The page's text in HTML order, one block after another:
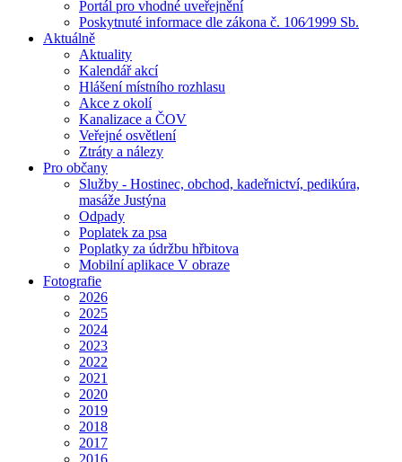
Portál pro vhodné uveřejnění
Poskytnuté informace dle zákona č. 106⁄1999 Sb.
Aktuálně
Aktuality
Kalendář akcí
Hlášení místního rozhlasu
Akce z okolí
Kanalizace a ČOV
Veřejné osvětlení
Ztráty a nálezy
Pro občany
Služby - Hostinec, obchod, kadeřnictví, pedikúra,
masáže Justýna
Odpady
Poplatek za psa
Poplatky za údržbu hřbitova
Mobilní aplikace V obraze
Fotografie
2026
2025
2024
2023
2022
2021
2020
2019
2018
2017
2016